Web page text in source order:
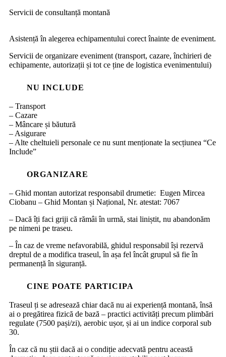
Servicii de consultanță montană
Asistență în alegerea echipamentului corect înainte de eveniment.
Servicii de organizare eveniment (transport, cazare, închirieri de
echipamente, autorizații și tot ce ține de logistica evenimentului)
NU INCLUDE
– Transport
– Cazare
– Mâncare și băutură
– Asigurare
– Alte cheltuieli personale ce nu sunt menționate la secțiunea “Ce
Include”
ORGANIZARE
– Ghid montan autorizat responsabil drumetie: Eugen Mircea
Ciobanu – Ghid Montan și Național, Nr. atestat: 7067
– Dacă îți faci griji că rămâi în urmă, stai liniștit, nu abandonăm
pe nimeni pe traseu.
– În caz de vreme nefavorabilă, ghidul responsabil își rezervă
dreptul de a modifica traseul, în așa fel încât grupul să fie în
permanență în siguranță.
CINE POATE PARTICIPA
Traseul ți se adresează chiar dacă nu ai experiență montană, însă
ai o pregătirea fizică de bază – practici activități precum plimbări
regulate (7500 pași/zi), aerobic ușor, și ai un indice corporal sub
30.
În caz că nu știi dacă ai o condiție adecvată pentru această